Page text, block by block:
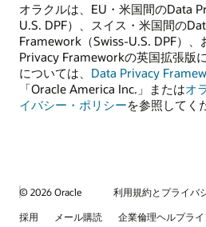
オラクルは、EU・米国間のData
U.S. DPF）、スイス・米国間の
Framework（Swiss-U.S. DPF）
Privacy Frameworkの英国拡張版
については、 Data Privacy
「Oracle America Inc.」またはオ
イバシー・ポリシーを参照してく
© 2026 Oracle 利用規約とプライバ
採用
メール購読 企業倫理ヘルプライ